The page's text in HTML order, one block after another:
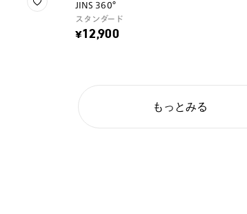
JINS 360°
スタンダード
¥12,900
もっとみる